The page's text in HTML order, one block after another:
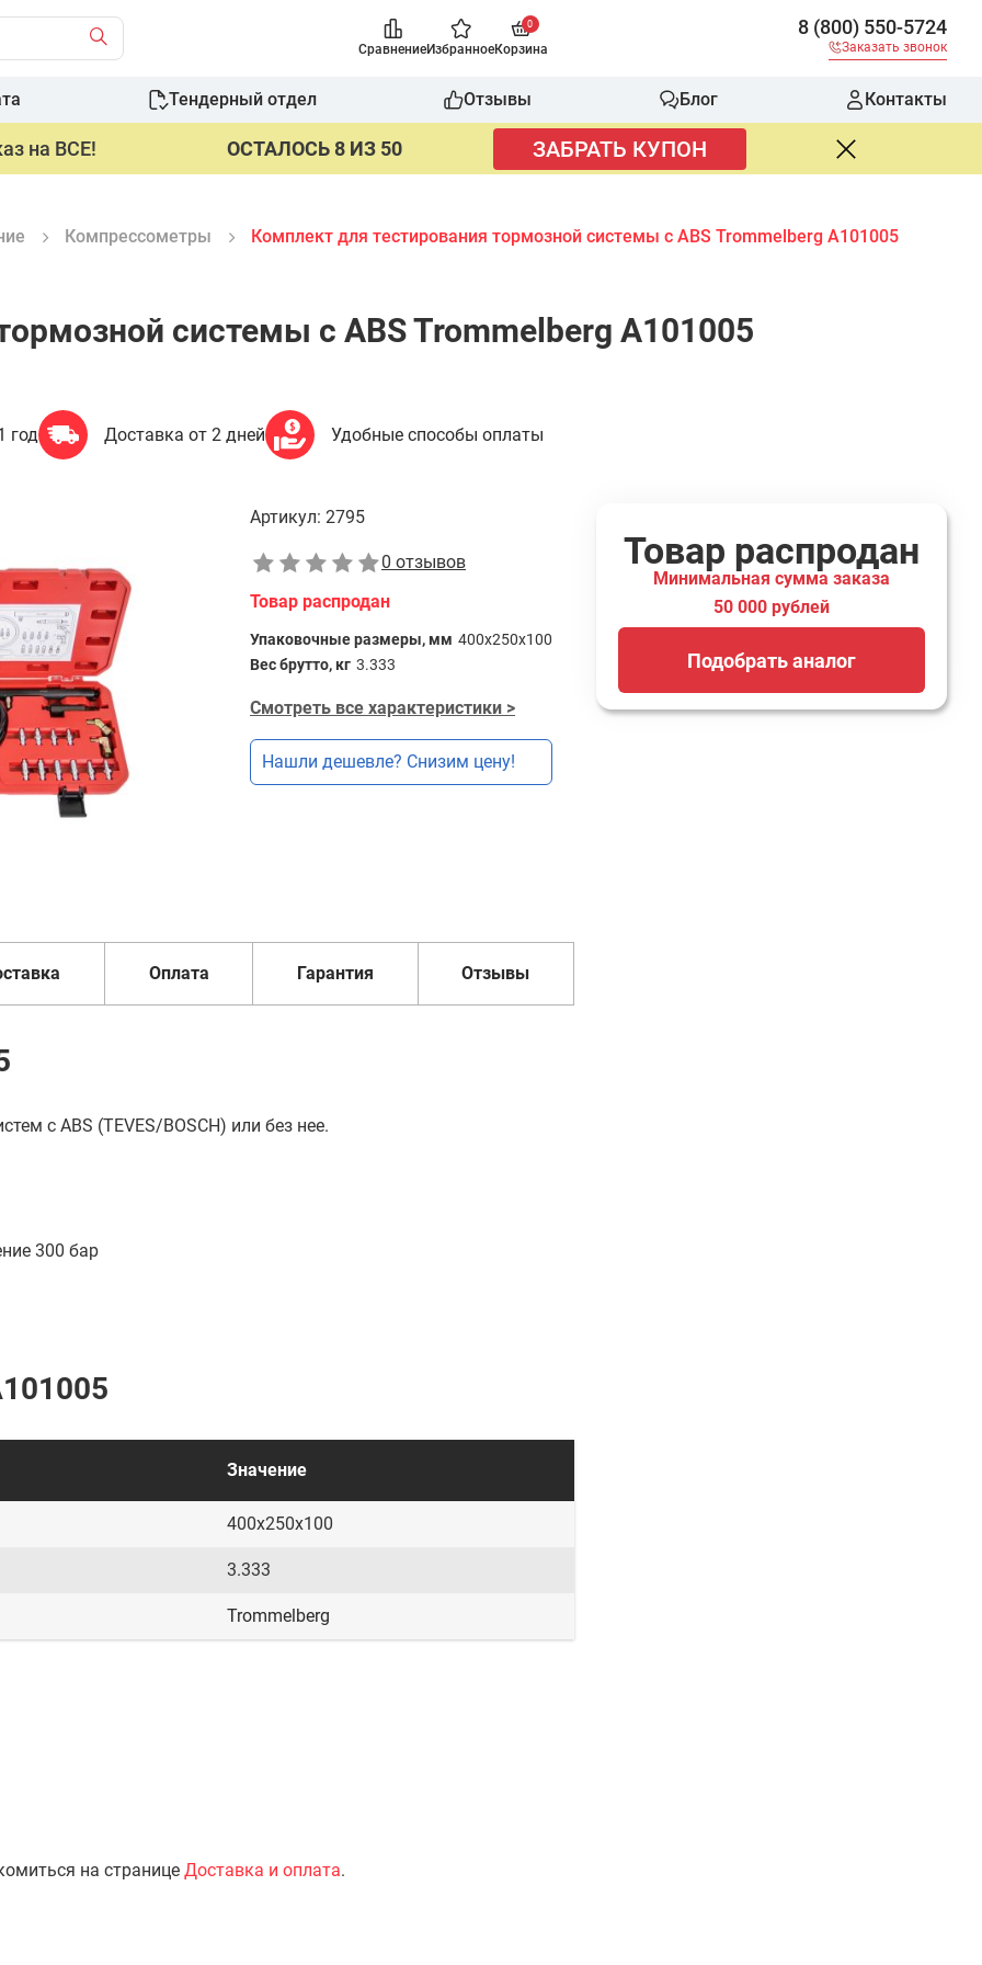
СравнениеИзбранное
0
Корзина
8 (800) 550-5724
Заказать звонок
Тендерный отдел Отзывы Блог Контакты
на ВСЕ! ОСТАЛОСЬ 8 ИЗ 50 ЗАБРАТЬ КУПОН
Компрессометры Комплект для тестирования тормозной системы с ABS Trommelberg A101005
системы с ABS Trommelberg A101005
год Доставка от 2 дней Удобные способы оплаты
Артикул: 2795
0 отзывов
Товар распродан
Упаковочные размеры, мм 400х250х100
Вес брутто, кг 3.333
Смотреть все характеристики >
Нашли дешевле? Снизим цену!
Оплата Гарантия Отзывы
с ABS (TEVES/BOSCH) или без нее.
300 бар
Значение
400х250х100
3.333
Trommelberg
на странице Доставка и оплата.
Товар распродан
Минимальная сумма заказа
50 000 рублей
Подобрать аналог